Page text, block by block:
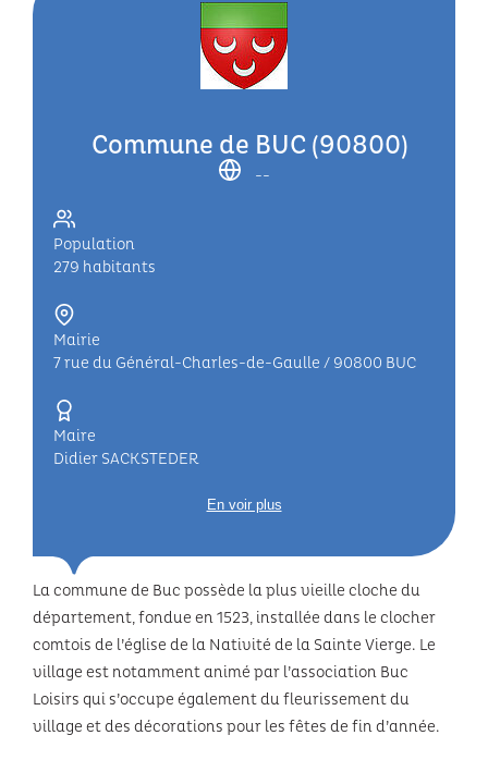
Commune de BUC (90800)
--
Population
279 habitants
Mairie
7 rue du Général-Charles-de-Gaulle / 90800 BUC
Maire
Didier SACKSTEDER
En voir plus
La commune de Buc possède la plus vieille cloche du
département, fondue en 1523, installée dans le clocher
comtois de l’église de la Nativité de la Sainte Vierge. Le
village est notamment animé par l’association Buc
Loisirs qui s’occupe également du fleurissement du
village et des décorations pour les fêtes de fin d’année.